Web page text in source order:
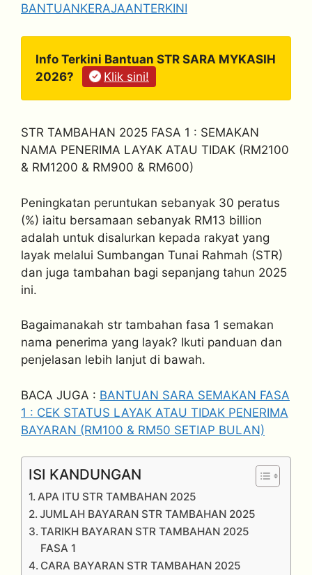
BANTUANKERAJAANTERKINI
Info Terkini Bantuan STR SARA MYKASIH
2026?
Klik sini!
STR TAMBAHAN 2025 FASA 1 : SEMAKAN
NAMA PENERIMA LAYAK ATAU TIDAK (RM2100
& RM1200 & RM900 & RM600)
Peningkatan peruntukan sebanyak 30 peratus
(%) iaitu bersamaan sebanyak RM13 billion
adalah untuk disalurkan kepada rakyat yang
layak melalui Sumbangan Tunai Rahmah (STR)
dan juga tambahan bagi sepanjang tahun 2025
ini.
Bagaimanakah str tambahan fasa 1 semakan
nama penerima yang layak? Ikuti panduan dan
penjelasan lebih lanjut di bawah.
BACA JUGA : BANTUAN SARA SEMAKAN FASA
1 : CEK STATUS LAYAK ATAU TIDAK PENERIMA
BAYARAN (RM100 & RM50 SETIAP BULAN)
ISI KANDUNGAN
APA ITU STR TAMBAHAN 2025
JUMLAH BAYARAN STR TAMBAHAN 2025
TARIKH BAYARAN STR TAMBAHAN 2025
FASA 1
CARA BAYARAN STR TAMBAHAN 2025